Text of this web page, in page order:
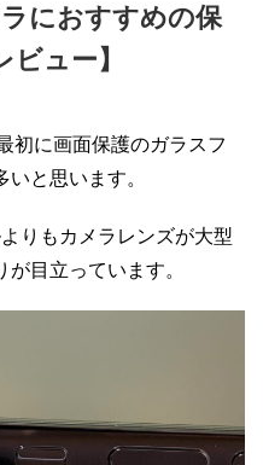
におすすめの保
ュー】
初に画面保護のガラスフ
と思います。
りもカメラレンズが大型
目立っています。